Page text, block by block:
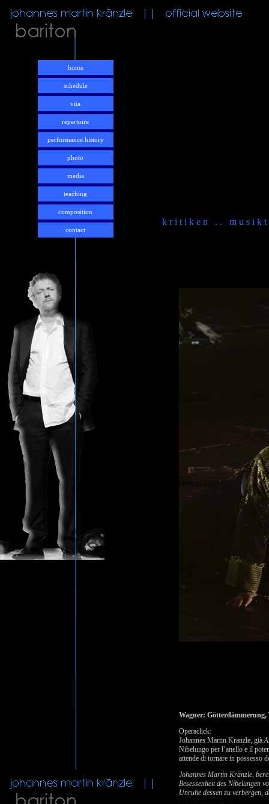
home
schedule
vita
repertoire
performance history
photo
media
teaching
composition
contact
k r i t i k e n . . m u s i k t
Wagner:
Operaclick:
Johannes Martin Kränzle, già
Nibelungo per l’anello e il
attende di tornare in possesso
Johannes Martin Kränzle,
Besessenheit des Nibelungen
Unruhe dessen zu verbergen,